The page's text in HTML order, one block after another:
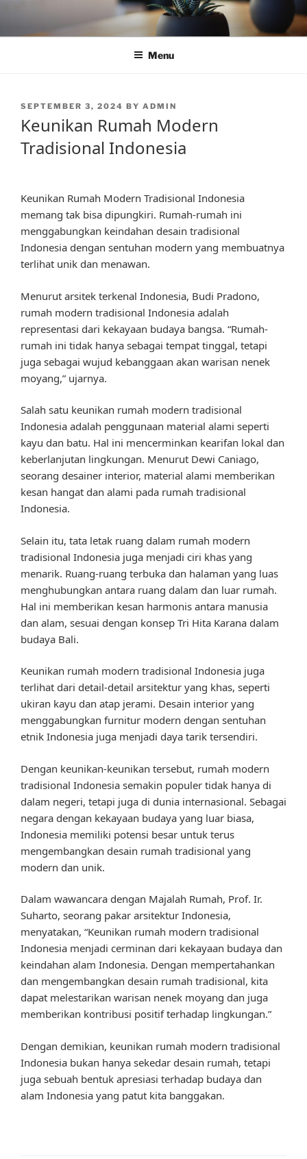
content
Menu
POSTED
SEPTEMBER 3, 2024 BY ADMIN
Keunikan Rumah Modern
Tradisional Indonesia
Keunikan Rumah Modern Tradisional Indonesia
memang tak bisa dipungkiri. Rumah-rumah ini
menggabungkan keindahan desain tradisional
Indonesia dengan sentuhan modern yang membuatnya
terlihat unik dan menawan.
Menurut arsitek terkenal Indonesia, Budi Pradono,
rumah modern tradisional Indonesia adalah
representasi dari kekayaan budaya bangsa. “Rumah-
rumah ini tidak hanya sebagai tempat tinggal, tetapi
juga sebagai wujud kebanggaan akan warisan nenek
moyang,” ujarnya.
Salah satu keunikan rumah modern tradisional
Indonesia adalah penggunaan material alami seperti
kayu dan batu. Hal ini mencerminkan kearifan lokal dan
keberlanjutan lingkungan. Menurut Dewi Caniago,
seorang desainer interior, material alami memberikan
kesan hangat dan alami pada rumah tradisional
Indonesia.
Selain itu, tata letak ruang dalam rumah modern
tradisional Indonesia juga menjadi ciri khas yang
menarik. Ruang-ruang terbuka dan halaman yang luas
menghubungkan antara ruang dalam dan luar rumah.
Hal ini memberikan kesan harmonis antara manusia
dan alam, sesuai dengan konsep Tri Hita Karana dalam
budaya Bali.
Keunikan rumah modern tradisional Indonesia juga
terlihat dari detail-detail arsitektur yang khas, seperti
ukiran kayu dan atap jerami. Desain interior yang
menggabungkan furnitur modern dengan sentuhan
etnik Indonesia juga menjadi daya tarik tersendiri.
Dengan keunikan-keunikan tersebut, rumah modern
tradisional Indonesia semakin populer tidak hanya di
dalam negeri, tetapi juga di dunia internasional. Sebagai
negara dengan kekayaan budaya yang luar biasa,
Indonesia memiliki potensi besar untuk terus
mengembangkan desain rumah tradisional yang
modern dan unik.
Dalam wawancara dengan Majalah Rumah, Prof. Ir.
Suharto, seorang pakar arsitektur Indonesia,
menyatakan, “Keunikan rumah modern tradisional
Indonesia menjadi cerminan dari kekayaan budaya dan
keindahan alam Indonesia. Dengan mempertahankan
dan mengembangkan desain rumah tradisional, kita
dapat melestarikan warisan nenek moyang dan juga
memberikan kontribusi positif terhadap lingkungan.”
Dengan demikian, keunikan rumah modern tradisional
Indonesia bukan hanya sekedar desain rumah, tetapi
juga sebuah bentuk apresiasi terhadap budaya dan
alam Indonesia yang patut kita banggakan.